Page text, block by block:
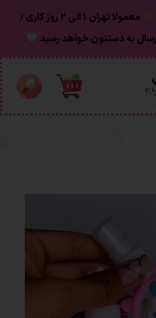
معمولا تهران ۱ الی ۲ روز‌ کاری ٫